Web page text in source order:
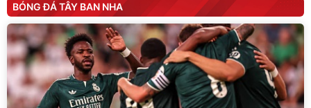
BÓNG ĐÁ TÂY BAN NHA